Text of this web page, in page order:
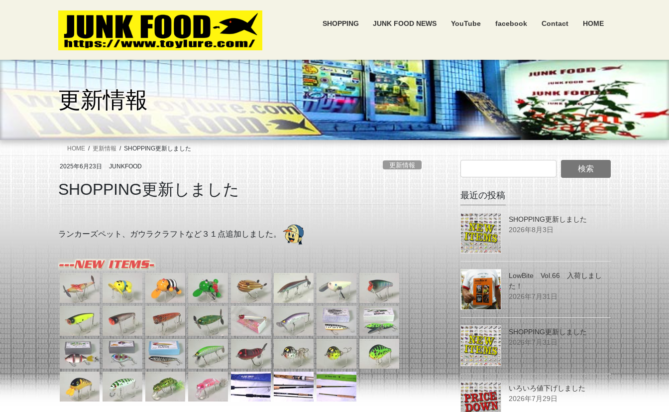
キ
に
SHOPPING JUNK FOOD NEWS YouTube facebook Contact HOME
更新情報
HOME 更新情報 SHOPPING更新しました
2025年6月23日 JUNKFOOD 更新情報
SHOPPING更新しました
ランカーズペット、ガウラクラフトなど３１点追加しました。
最近の投稿
SHOPPING更新しました
2026年8月3日
LowBite Vol.66 入荷しまし
た！
2026年7月31日
SHOPPING更新しました
2026年7月31日
いろいろ値下げしました
2026年7月29日